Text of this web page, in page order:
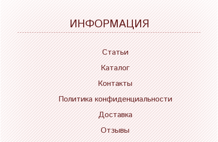
ИНФОРМАЦИЯ
Статьи
Каталог
Контакты
Политика конфиденциальности
Доставка
Отзывы